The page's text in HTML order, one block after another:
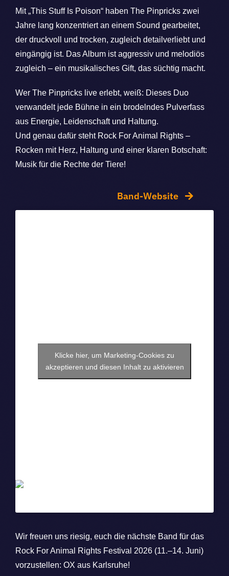
Mit „This Stuff Is Poison“ haben The Pinpricks zwei
Jahre lang konzentriert an einem Sound gearbeitet,
der druckvoll und trocken, zugleich detailverliebt und
eingängig ist. Das Album ist aggressiv und melodiös
zugleich – ein musikalisches Gift, das süchtig macht.
Wer The Pinpricks live erlebt, weiß: Dieses Duo
verwandelt jede Bühne in ein brodelndes Pulverfass
aus Energie, Leidenschaft und Haltung.
Und genau dafür steht Rock For Animal Rights –
Rocken mit Herz, Haltung und einer klaren Botschaft:
Musik für die Rechte der Tiere!
Band-Website
Klicke hier, um Marketing-Cookies zu
akzeptieren und diesen Inhalt zu aktivieren
Wir freuen uns riesig, euch die nächste Band für das
Rock For Animal Rights Festival 2026 (11.–14. Juni)
vorzustellen: OX aus Karlsruhe!